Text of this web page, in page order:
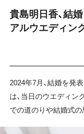
貴島明日香、結
アルウエディン
2024年7月、結婚を発
は、当日のウエディン
での道のりや結婚式の